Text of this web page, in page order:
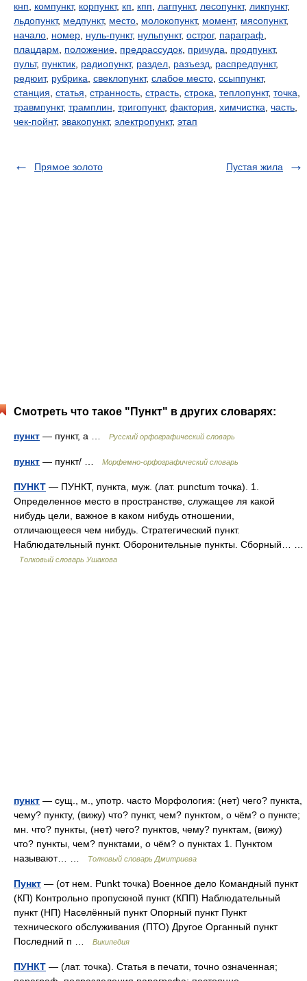
кнп
компункт, корпункт, кп кпп лагпункт, лесопункт, ликпункт,
льдопункт, медпункт, место молокопункт, момент, мясопункт,
начало номер нуль-пункт, нульпункт, острог, параграф
плацдарм
положение предрассудок причуда продпункт,
пульт, пунктик радиопункт, раздел разъезд распредпункт,
редюит, рубрика свеклопункт, слабое место ссыппункт,
станция статья странность страсть строка теплопункт, точка
травмпункт, трамплин тригопункт, фактория химчистка часть
чек-пойнт, эвакопункт, электропункт, этап
Прямое золото Пустая жила
Смотреть что такое "Пункт" в других словарях:
пункт — пункт, а … Русский орфографический словарь
пункт — пункт/ … Морфемно-орфографический словарь
ПУНКТ — ПУНКТ, пункта, муж. (лат. punctum точка). 1.
Определенное место в пространстве, служащее ля какой
нибудь цели, важное в каком нибудь отношении,
отличающееся чем нибудь. Стратегический пункт.
Наблюдательный пункт. Оборонительные пункты. Сборный… …
Толковый словарь Ушакова
пункт — сущ., м., употр. часто Морфология: (нет) чего? пункта,
чему? пункту, (вижу) что? пункт, чем? пунктом, о чём? о пункте;
мн. что? пункты, (нет) чего? пунктов, чему? пунктам, (вижу)
что? пункты, чем? пунктами, о чём? о пунктах 1. Пунктом
называют… …
Толковый словарь Дмитриева
Пункт — (от нем. Punkt точка) Военное дело Командный пункт
(КП) Контрольно пропускной пункт (КПП) Наблюдательный
пункт (НП) Населённый пункт Опорный пункт Пункт
технического обслуживания (ПТО) Другое Органный пункт
Последний п …
Википедия
ПУНКТ — (лат. точка). Статья в печати, точно означенная;